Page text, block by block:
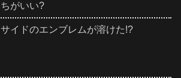
ちがいい?
サイドのエンブレムが溶けた!?